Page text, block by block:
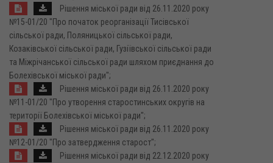
Рішення міської ради від 26.11.2020 року
№15-01/20 "Про початок реорганізації Тисівської
сільської ради, Поляницької сільської ради,
Козаківської сільської ради, Гузіївської сільської ради
та Міжрічанської сільської ради шляхом приєднання до
Болехівської міської ради";
Рішення міської ради від 26.11.2020 року
№11-01/20 "Про утворення старостинських округів на
території Болехівської міської ради";
Рішення міської ради від 26.11.2020 року
№12-01/20 "Про затвердження старост";
Рішення міської ради від 22.12.2020 року